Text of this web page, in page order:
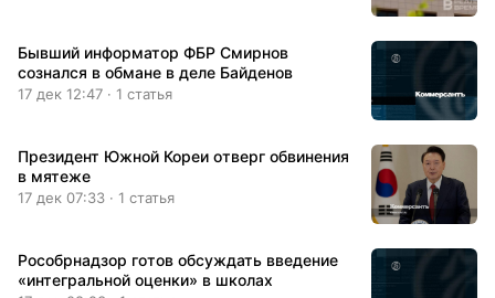
Бывший информатор ФБР Смирнов
сознался в обмане в деле Байденов
17 дек 12:47 · 1 статья
Президент Южной Кореи отверг обвинения
в мятеже
17 дек 07:33 · 1 статья
Рособрнадзор готов обсуждать введение
«интегральной оценки» в школах